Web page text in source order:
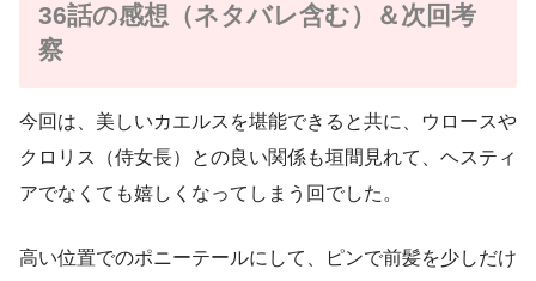
36話の感想（ネタバレ含む）＆次回考
察
今回は、美しいカエルスを堪能できると共に、ウロースや
クロリス（侍女長）との良い関係も垣間見れて、ヘスティ
アでなくても嬉しくなってしまう回でした。
高い位置でのポニーテールにして、ピンで前髪を少しだけ